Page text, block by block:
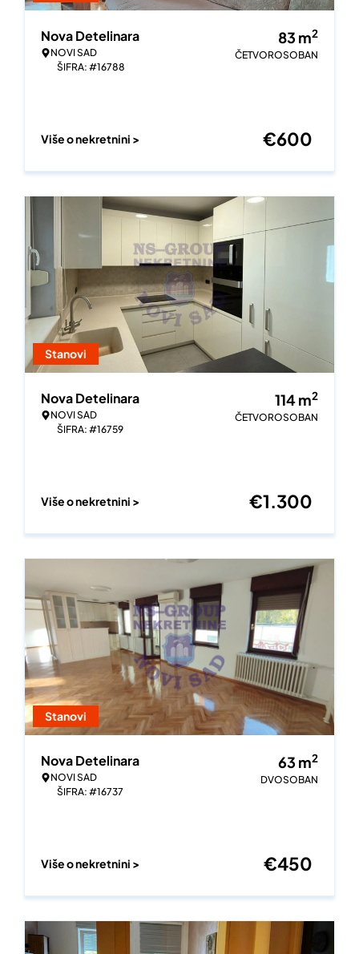
Nova Detelinara
NOVI SAD
ŠIFRA: #16788
83 m2
ČETVOROSOBAN
Više o nekretnini > €600
Stanovi
Nova Detelinara
NOVI SAD
ŠIFRA: #16759
114m2
ČETVOROSOBAN
Više o nekretnini > €1.300
Stanovi
Nova Detelinara
NOVI SAD
ŠIFRA: #16737
63 m2
DVOSOBAN
Više o nekretnini > €450